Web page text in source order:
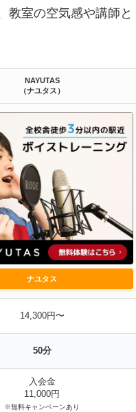
教室の空気感や講師と
NAYUTAS
（ナユタス）
ナユタス
14,300円〜
50分
入会金
11,000円
※無料キャンペーンあり